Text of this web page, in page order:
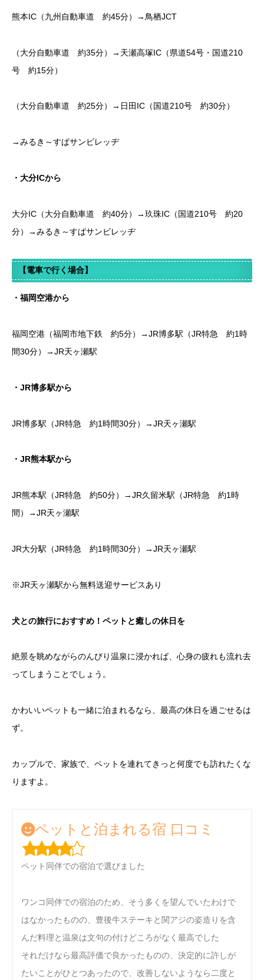
熊本IC（九州自動車道 約45分）→鳥栖JCT
（大分自動車道 約35分）→天瀬高塚IC（県道54号・国道210
号 約15分）
（大分自動車道 約25分）→日田IC（国道210号 約30分）
→みるき～すぱサンビレッヂ
・大分ICから
大分IC（大分自動車道 約40分）→玖珠IC（国道210号 約20
分）→みるき～すぱサンビレッヂ
【電車で行く場合】
・福岡空港から
福岡空港（福岡市地下鉄 約5分）→JR博多駅（JR特急 約1時
間30分）→JR天ヶ瀬駅
・JR博多駅から
JR博多駅（JR特急 約1時間30分）→JR天ヶ瀬駅
・JR熊本駅から
JR熊本駅（JR特急 約50分）→JR久留米駅（JR特急 約1時
間）→JR天ヶ瀬駅
JR大分駅（JR特急 約1時間30分）→JR天ヶ瀬駅
※JR天ヶ瀬駅から無料送迎サービスあり
犬との旅行におすすめ！ペットと癒しの休日を
絶景を眺めながらのんびり温泉に浸かれば、心身の疲れも流れ去
ってしまうことでしょう。
かわいいペットも一緒に泊まれるなら、最高の休日を過ごせるは
ず。
カップルで、家族で、ペットを連れてきっと何度でも訪れたくな
りますよ。
ペットと泊まれる宿 口コミ
ペット同伴での宿泊で選びました
ワンコ同伴での宿泊のため、そう多くを望んでいたわけで
はなかったものの、豊後牛ステーキと関アジの姿造りを含
んだ料理と温泉は文句の付けどころがなく最高でした
それだけなら最高評価で良かったものの、決定的に許しが
たいことがひとつあったので、改善しないようなら二度と